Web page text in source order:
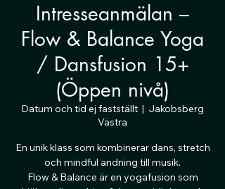
Intresseanmälan –
Flow & Balance Yoga
/ Dansfusion 15+
(Öppen nivå)
Datum och tid ej fastställt
  |
Jakobsberg
Västra
En unik klass som kombinerar dans, stretch
och mindful andning till musik.
Flow & Balance är en yogafusion som